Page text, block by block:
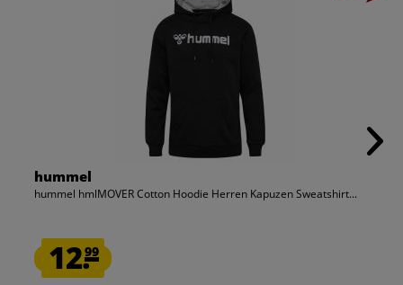
hummel
hummel hmlMOVER Cotton Hoodie Herren Kapuzen Sweatshirt...
12.99